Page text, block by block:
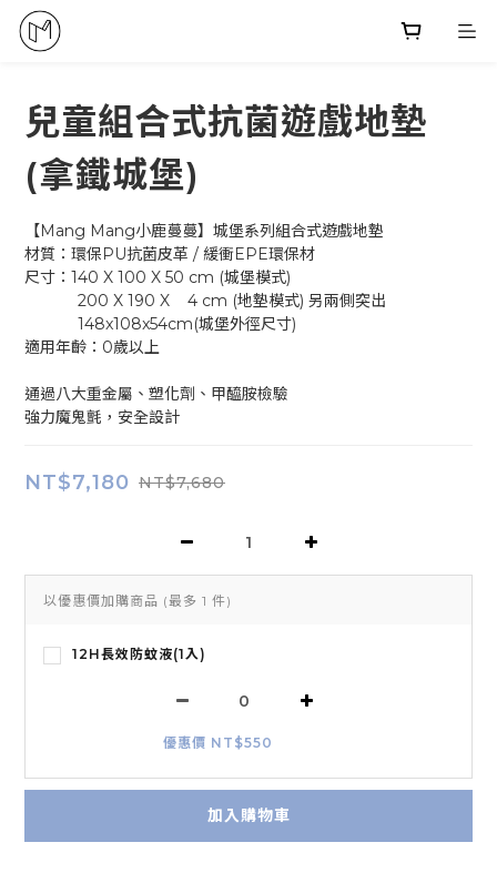
兒童組合式抗菌遊戲地墊
(拿鐵城堡)
【Mang Mang小鹿蔓蔓】城堡系列組合式遊戲地墊
材質：環保PU抗菌皮革 / 緩衝EPE環保材
尺寸：140 X 100 X 50 cm (城堡模式)
            200 X 190 X    4 cm (地墊模式) 另兩側突出
            148x108x54cm(城堡外徑尺寸)
適用年齡：0歲以上
通過八大重金屬、塑化劑、甲醯胺檢驗
強力魔鬼氈，安全設計
NT$7,180 NT$7,680
以優惠價加購商品 (最多 1 件)
12H長效防蚊液(1入)
優惠價 NT$550
加入購物車